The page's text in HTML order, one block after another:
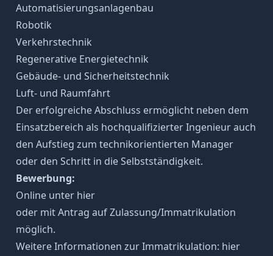
Automatisierungsanlagenbau
Robotik
Verkehrstechnik
Regenerative Energietechnik
Gebäude- und Sicherheitstechnik
Luft- und Raumfahrt
Der erfolgreiche Abschluss ermöglicht neben dem
Einsatzbereich als hochqualifizierter Ingenieur auch
den Aufstieg zum technikorientierten Manager
oder den Schritt in die Selbstständigkeit.
Bewerbung:
Online unter hier
oder mit Antrag auf Zulassung/Immatrikulation
möglich.
Weitere Informationen zur Immatrikulation: hier